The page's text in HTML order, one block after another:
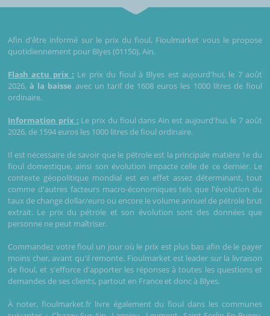
Afin d'être informé sur le prix du fioul, Fioulmarket vous le propose
quotidiennement pour Blyes (01150), Ain.
Flash actu prix : Le prix du fioul à Blyes est aujourd'hui, le 7 août
2026,à la baisse avec un tarif de 1608 euros les 1000 litres de fioul
ordinaire.
Information prix : Le prix du fioul dans Ain est aujourd'hui, le 7 août
2026, de 1594 euros les 1000 litres de fioul ordinaire.
Il est nécessaire de savoir que le pétrole est la principale matière 1e du
fioul domestique, ainsi son évolution impacte celle de ce dernier. Le
contexte géopolitique mondial est en effet assez déterminant, tout
comme d'autres facteurs macro-économiques tels que l'évolution du
taux de change dollar/euro ou encore le volume annuel de pétrole brut
extrait. Le prix du pétrole et son évolution sont des données que
personne ne peut maîtriser.
Commandez votre fioul un jour où le prix est plus bas afin de le payer
moins cher, avant qu'il remonte. Fioulmarket est leader sur la livraison
de fioul, et s'efforce d'apporter les réponses à toutes les questions et
demandes de ses clients, partout en France et donc à Blyes.
À noter, fioulmarket.fr livre également du fioul dans les communes